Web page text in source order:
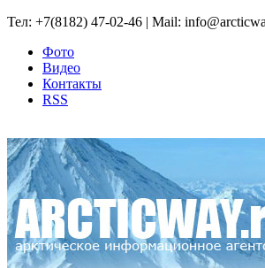
Тел: +7(8182) 47-02-46 | Mail:
Фото
Видео
Контакты
RSS